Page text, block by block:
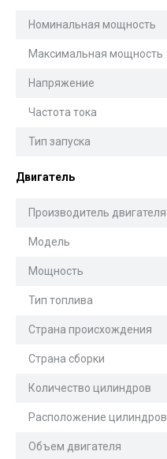
Номинальная мощность
Максимальная мощность
Напряжение
Частота тока
Тип запуска
Двигатель
Производитель двигателя
Модель
Мощность
Тип топлива
Страна происхождения
Страна сборки
Количество цилиндров
Расположение цилиндров
Объем двигателя